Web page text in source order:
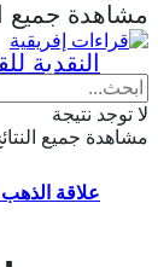
علاقة
مشاهدة جميع
لا توجد نتيجة
مشاهدة جميع